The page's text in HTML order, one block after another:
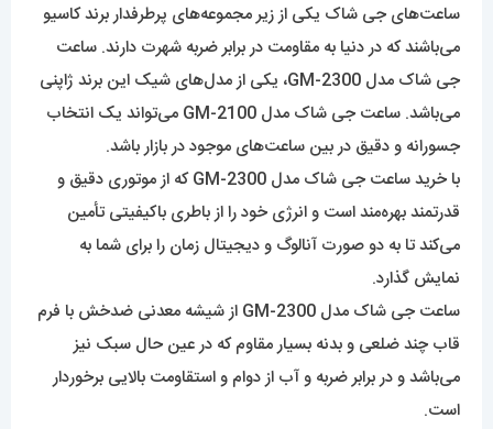
ساعت‌‌های جی شاک یکی از زیر مجموعه‌‌های پرطرفدار برند کاسیو
می‌باشند که در دنیا به مقاومت در برابر ضربه شهرت دارند. ساعت
جی شاک مدل GM-2300، یکی از مدل‌های شیک این برند ژاپنی
می‌باشد. ساعت جی شاک مدل GM-2100 می‌تواند یک انتخاب
جسورانه و دقیق در بین ساعت‌های موجود در بازار باشد.
با خرید ساعت جی شاک مدل GM-2300 که از موتوری دقیق و
قدرتمند بهره‌مند است و انرژی خود را از باطری باکیفیتی تأمین
می‌کند تا به دو صورت آنالوگ و دیجیتال زمان را برای شما به
نمایش گذارد.
ساعت جی شاک مدل GM-2300 از شیشه معدنی ضدخش با فرم
قاب چند ضلعی و بدنه بسیار مقاوم که در عین حال سبک نیز
می‌باشد و در برابر ضربه و آب از دوام و استقاومت بالایی برخوردار
است.